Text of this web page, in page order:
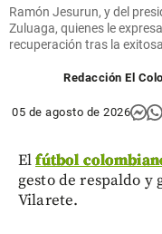
Ramón Jesurun, y del
Zuluaga, quienes le
recuperación tras la
Redacción El
05 de agosto de 2026
Elfútbol
gesto de respaldo
Vilarete.